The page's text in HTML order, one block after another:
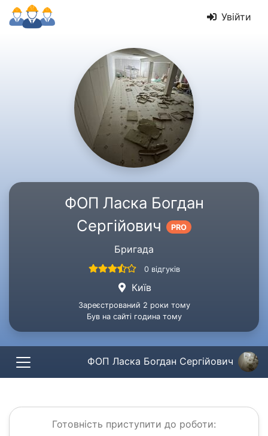
Увійти
ФОП Ласка Богдан
Сергійович
PRO
Бригада
0 відгуків
Київ
Зареєстрований 2 роки тому
Був на сайті година тому
ФОП Ласка Богдан Сергійович
Готовність приступити до роботи: